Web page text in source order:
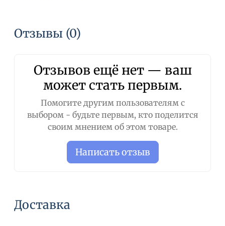
Отзывы (0)
Отзывов ещё нет — ваш
может стать первым.
Помогите другим пользователям с
выбором - будьте первым, кто поделится
своим мнением об этом товаре.
Написать отзыв
Доставка